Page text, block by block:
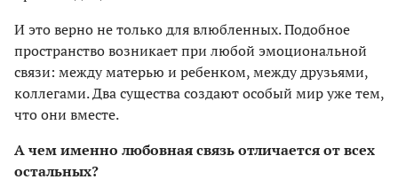
И это верно не только для влюбленных. Подобное
пространство возникает при любой эмоциональной
связи: между матерью и ребенком, между друзьями,
коллегами. Два существа создают особый мир уже тем,
что они вместе.
А чем именно любовная связь отличается от всех
остальных?